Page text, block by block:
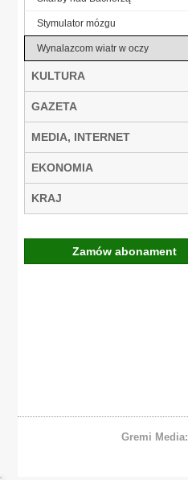
Stymulator mózgu
Wynalazcom wiatr w oczy
KULTURA
GAZETA
MEDIA, INTERNET
EKONOMIA
KRAJ
Zamów abonament
Gremi Media: